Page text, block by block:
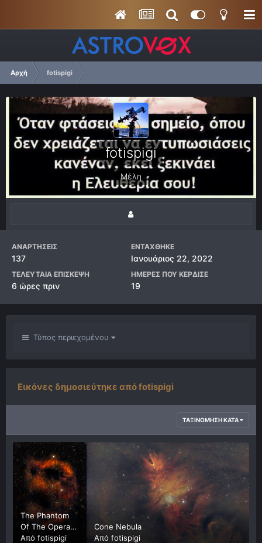
Αρχή fotispigi
fotispigi
Μέλη
ΑΝΑΡΤΉΣΕΙΣ
137
ΕΝΤΆΧΘΗΚΕ
Ιανουάριος 22, 2022
ΤΕΛΕΥΤΑΊΑ ΕΠΊΣΚΕΨΗ
6 ώρες πριν
ΗΜΈΡΕΣ ΠΟΥ ΚΈΡΔΙΣΕ
19
Τύπος περιεχομένου
Εικόνες δημοσιεύτηκε από fotispigi
ΤΑΞΙΝΌΜΗΣΗ ΚΑΤΆ
The Phantom
Of The Opera
Nebula (Sh2-
Απόfotispigi
Cone Nebula
Απόfotispigi